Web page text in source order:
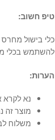
טיפ חשוב:
כלי בישול
להשתמש בכלי
הערות:
נא לקרא
מוצר זה
משלוח